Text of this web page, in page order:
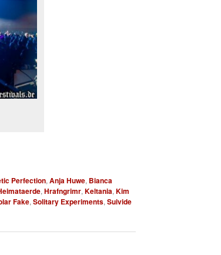
Perfection, Anja Huwe, Bianca
, Hrafngrimr, Keltania, Kim
Fake, Solitary Experiments, Suivide